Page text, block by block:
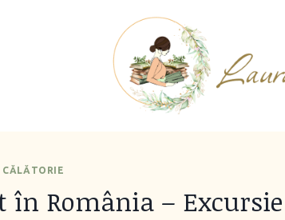
CĂLĂTORIE
în România –